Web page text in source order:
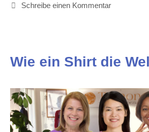
Schreibe einen Kommentar
Wie ein Shirt die